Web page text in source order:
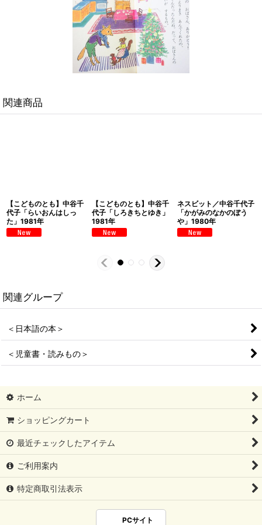
関連商品
【こどものとも】中谷千
代子「らいおんはしっ
た」1981年
【こどものとも】中谷千
代子「しろきちとゆき」
1981年
ネスビット／中谷千代子
「かがみのなかのぼう
や」1980年
関連グループ
＜日本語の本＞
＜児童書・読みもの＞
ホーム
ショッピングカート
最近チェックしたアイテム
ご利用案内
特定商取引法表示
PCサイト